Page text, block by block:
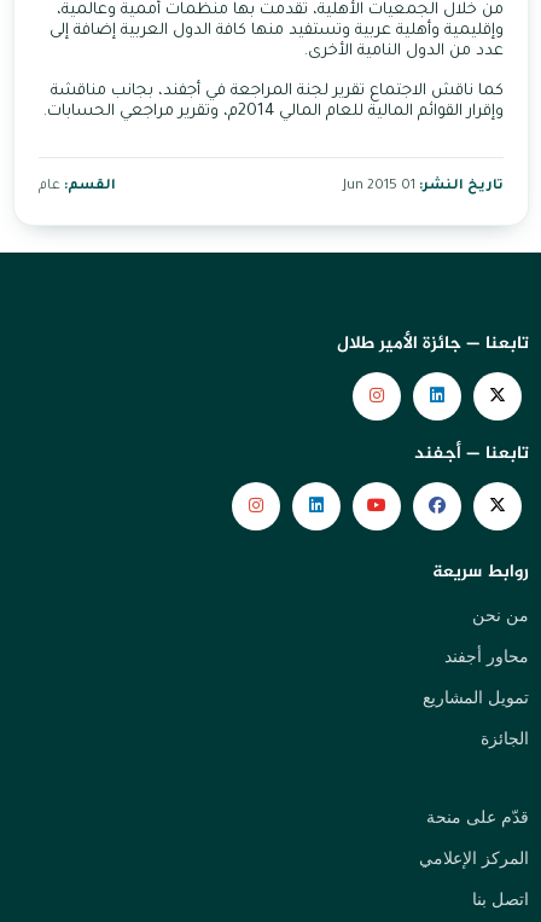
من خلال الجمعيات الأهلية، تقدمت بها منظمات أممية وعالمية،
وإقليمية وأهلية عربية وتستفيد منها كافة الدول العربية إضافة إلى
عدد من الدول النامية الأخرى.
كما ناقش الاجتماع تقرير لجنة المراجعة في أجفند، بجانب مناقشة
وإقرار القوائم المالية للعام المالي 2014م، وتقرير مراجعي الحسابات.
تاريخ النشر: القسم: عام
تابعنا — جائزة الأمير طلال
تابعنا — أجفند
روابط سريعة
من نحن
محاور أجفند
تمويل المشاريع
الجائزة
قدّم على منحة
المركز الإعلامي
اتصل بنا